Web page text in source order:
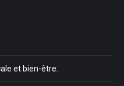
et bien-être.